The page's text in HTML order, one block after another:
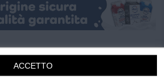
ACCETTO
- Fondazione A.N.M.I.G., in
O il MusT, aderisce alle